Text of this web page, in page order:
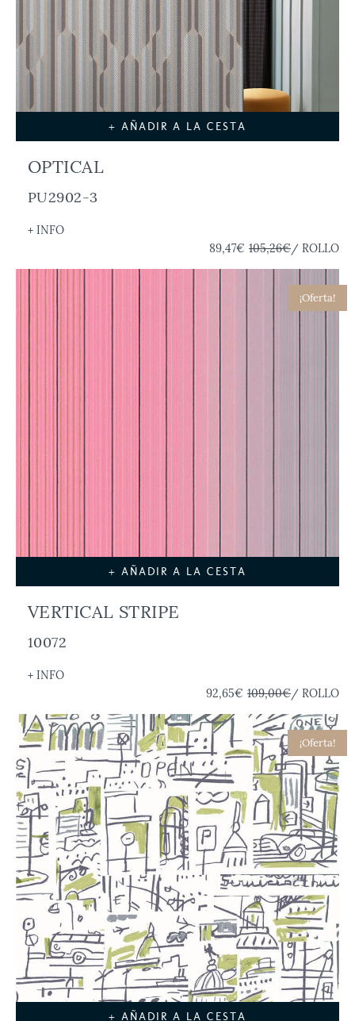
+ AÑADIR A LA CESTA
OPTICAL
PU2902-3
+ INFO
89,47€ 105,26€/ ROLLO
¡Oferta!
+ AÑADIR A LA CESTA
VERTICAL STRIPE
10072
+ INFO
92,65€ 109,00€/ ROLLO
¡Oferta!
+ AÑADIR A LA CESTA